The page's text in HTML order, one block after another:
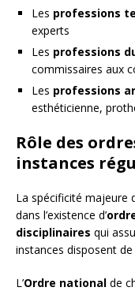
Les professions
experts
Les professions
commissaires aux
Les professions
esthéticienne,
Rôle des
instances
La spécificité majeure
dans l’existence d’
disciplinaires qui
instances disposent
L’Ordre national de